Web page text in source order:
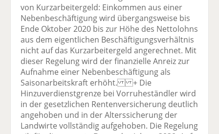
von Kurzarbeitergeld: Einkommen aus einer
Nebenbeschäftigung wird übergangsweise bis
Ende Oktober 2020 bis zur Höhe des Nettolohns
aus dem eigentlichen Beschäftigungsverhältnis
nicht auf das Kurzarbeitergeld angerechnet. Mit
dieser Regelung wird der finanzielle Anreiz zur
Aufnahme einer Nebenbeschäftigung als
Saisonarbeitskraft erhöht. + Die
Hinzuverdienstgrenze bei Vorruheständler wird
in der gesetzlichen Rentenversicherung deutlich
angehoben und in der Alterssicherung der
Landwirte vollständig aufgehoben. Die Regelung